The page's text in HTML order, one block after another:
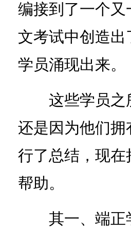
编接到了一个
文考试中创造出
学员涌现出来。
这些学员之所
还是因为他们
行了总结，现
帮助。
其一、端正